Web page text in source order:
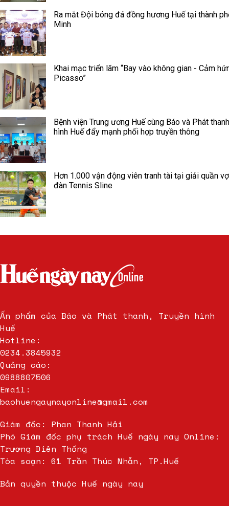
Ra mắt Đội bóng đá đồng hương Huế tại thành
Minh
Khai mạc triển lãm “Bay vào không gian - Cảm
Picasso”
Bệnh viện Trung ương Huế cùng Báo và Phát
hình Huế đẩy mạnh phối hợp truyền thông
Hơn 1.000 vận động viên tranh tài tại giải quần
đàn Tennis Sline
Ấn phẩm của Báo và Phát thanh, Truyền hình
Huế
Hotline:
0234.3845932
Quảng cáo:
0988807506
Email:
baohuengaynayonline@gmail.com
Giám đốc: Phan Thanh Hải
Phó Giám đốc phụ trách Huế ngày nay Online:
Trương Diên Thống
Tòa soạn: 61 Trần Thúc Nhẫn, TP.Huế
Bản quyền thuộc Huế ngày nay